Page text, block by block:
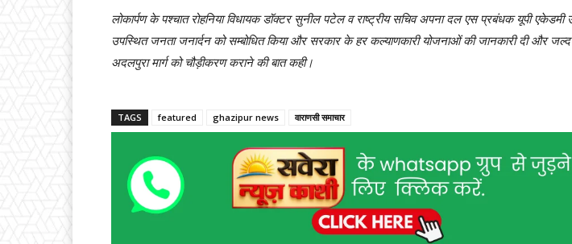
लोकार्पण के पश्चात रोहनिया विधायक डॉक्टर सुनील पटेल व राष्ट्रीय सचिव अपना दल एस प्रबंधक यूपी एकेडमी
उपस्थित जनता जनार्दन को सम्बोधित किया और सरकार के हर कल्याणकारी योजनाओं की जानकारी दी और
अदलपुरा मार्ग को चौड़ीकरण कराने की बात कही।
TAGS featured ghazipur news वाराणसी समाचार